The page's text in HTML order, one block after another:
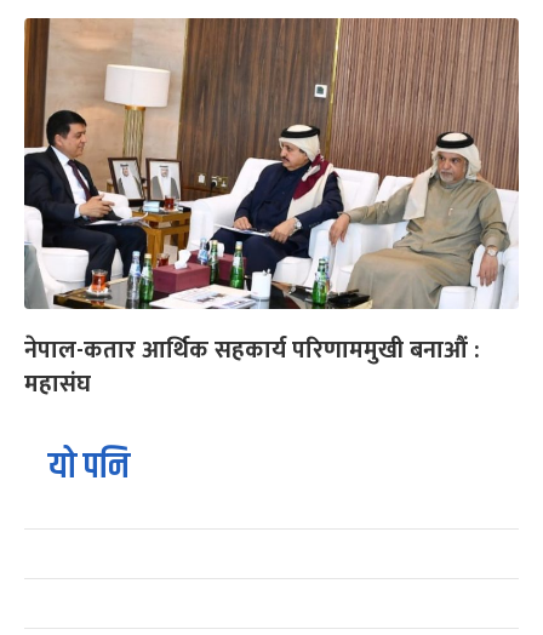
नेपाल-कतार आर्थिक सहकार्य परिणाममुखी बनाऔं :
महासंघ
यो पनि